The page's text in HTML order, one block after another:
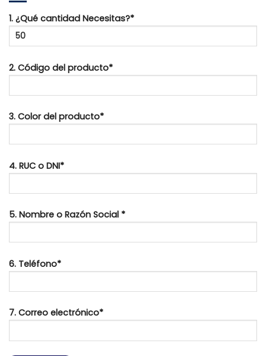
1. ¿Qué cantidad Necesitas?*
2. Código del producto*
3. Color del producto*
4. RUC o DNI*
5. Nombre o Razón Social *
6. Teléfono*
7. Correo electrónico*